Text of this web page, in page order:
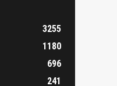
3255
1180
696
241